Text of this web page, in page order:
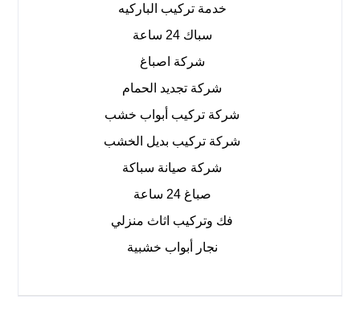
خدمة تركيب الباركيه
سباك 24 ساعة
شركة اصباغ
شركة تجديد الحمام
شركة تركيب أبواب خشب
شركة تركيب بديل الخشب
شركة صيانة سباكة
صباغ 24 ساعة
فك وتركيب اثاث منزلي
نجار أبواب خشبية